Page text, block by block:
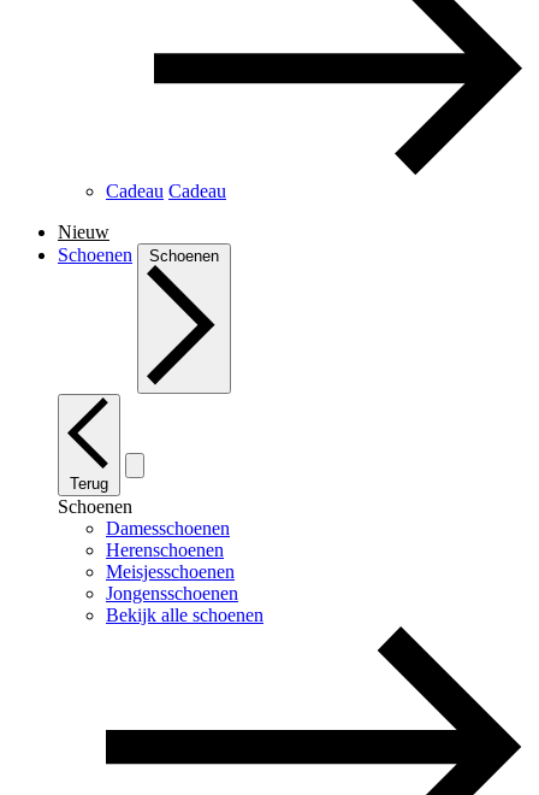
Cadeau Cadeau
Nieuw
Schoenen
Schoenen
Terug
Schoenen
Damesschoenen
Herenschoenen
Meisjesschoenen
Jongensschoenen
Bekijk alle schoenen